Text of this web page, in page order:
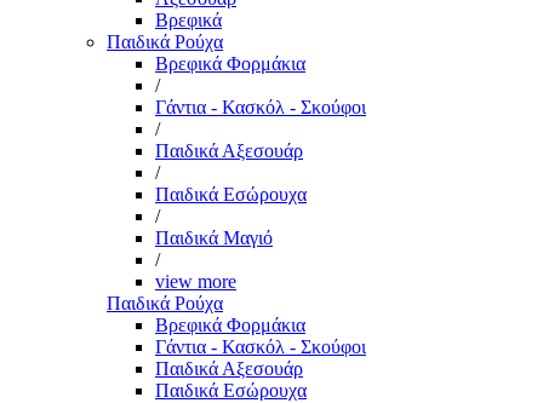
Βρεφικά
Παιδικά Ρούχα
Βρεφικά Φορμάκια
/
Γάντια - Κασκόλ - Σκούφοι
/
Παιδικά Αξεσουάρ
/
Παιδικά Εσώρουχα
/
Παιδικά Μαγιό
/
view more
Παιδικά Ρούχα
Βρεφικά Φορμάκια
Γάντια - Κασκόλ - Σκούφοι
Παιδικά Αξεσουάρ
Παιδικά Εσώρουχα